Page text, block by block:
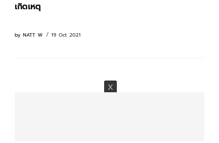
เกิดเหตุ
by NATT W. 19 Oct 2021